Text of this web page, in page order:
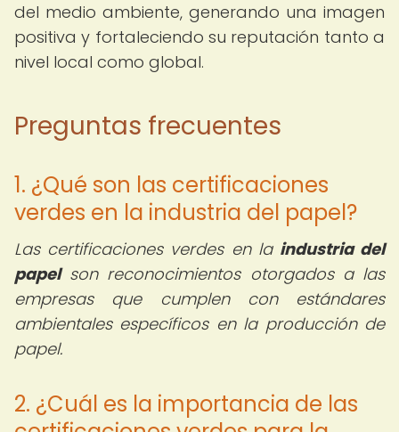
del medio ambiente, generando una imagen
positiva y fortaleciendo su reputación tanto a
nivel local como global.
Preguntas frecuentes
1. ¿Qué son las certificaciones
verdes en la industria del papel?
Las certificaciones verdes en la industria del
papelson reconocimientos otorgados a las
empresas que cumplen con estándares
ambientales específicos en la producción de
papel.
2. ¿Cuál es la importancia de las